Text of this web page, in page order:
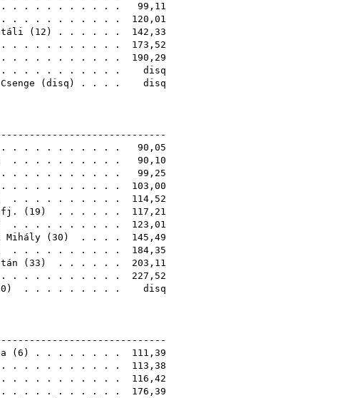
. . . . . . . . . . 99,11
. . . . . . . . . . 120,01
( 12 ) . . . . . . 142,33
. . . . . . . . . . 173,52
. . . . . . . . . . 190,29
. . . . . . . . . . disq
( disq ) . . . . disq
. . . . . . . . . . 90,05
. . . . . . . . . . 90,10
. . . . . . . . . . . 99,25
. . . . . . . . . . 103,00
. . . . . . . . . . 114,52
ifj. ( 19 ) . . . . . . 117,21
. . . . . . . . . . 123,01
Mihály ( 30 ) . . . . 145,49
. . . . . . . . . . 184,35
( 33 ) . . . . . . 203,11
. . . . . . . . . . 227,52
) . . . . . . . . . disq
( 6 ) . . . . . . . . 111,39
. . . . . . . . . . . 113,38
. . . . . . . . . . 116,42
. . . . . . . . . . 176,39